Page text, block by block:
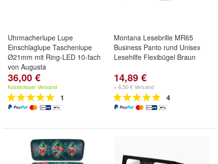
Uhrmacherlupe Lupe
Einschlaglupe Taschenlupe
Ø21mm mit Ring-LED 10-fach
von Augusta
36,00 €
Kostenloser Versand
1
Montana Lesebrille MR65
Business Panto rund Unisex
Lesehilfe Flexibügel Braun
14,89 €
+ 6,50 € Versand
4